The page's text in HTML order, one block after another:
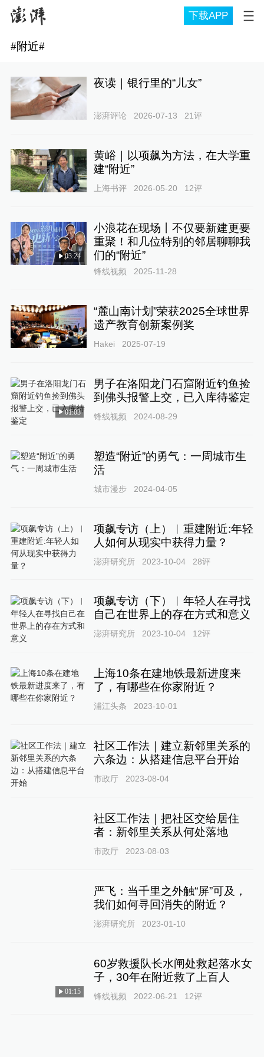
下载APP
#附近#
夜读｜银行里的“儿女”
澎湃评论 2026-07-13 21评
黄峪｜以项飙为方法，在大学重
建“附近”
上海书评 2026-05-20 12评
03:24
小浪花在现场丨不仅要新建更要
重聚！和几位特别的邻居聊聊我
们的“附近”
锋线视频 2025-11-28
“麓山南计划”荣获2025全球世界
遗产教育创新案例奖
Hakei 2025-07-19
01:03
男子在洛阳龙门石窟附近钓鱼捡
到佛头报警上交，已入库待鉴定
锋线视频 2024-08-29
塑造“附近”的勇气：一周城市生
活
城市漫步 2024-04-05
项飙专访（上）︱重建附近:年轻
人如何从现实中获得力量？
澎湃研究所 2023-10-04 28评
项飙专访（下）︱年轻人在寻找
自己在世界上的存在方式和意义
澎湃研究所 2023-10-04 12评
上海10条在建地铁最新进度来
了，有哪些在你家附近？
浦江头条 2023-10-01
社区工作法｜建立新邻里关系的
六条边：从搭建信息平台开始
市政厅 2023-08-04
社区工作法｜把社区交给居住
者：新邻里关系从何处落地
市政厅 2023-08-03
严飞：当千里之外触“屏”可及，
我们如何寻回消失的附近？
澎湃研究所 2023-01-10
01:15
60岁救援队长水闸处救起落水女
子，30年在附近救了上百人
锋线视频 2022-06-21 12评